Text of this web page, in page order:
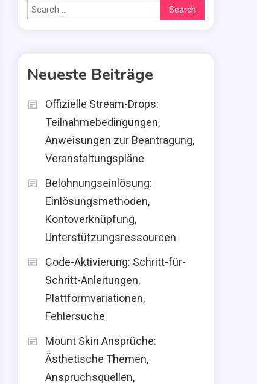
Search
for:
Neueste Beiträge
Offizielle Stream-Drops:
Teilnahmebedingungen,
Anweisungen zur Beantragung,
Veranstaltungspläne
Belohnungseinlösung:
Einlösungsmethoden,
Kontoverknüpfung,
Unterstützungsressourcen
Code-Aktivierung: Schritt-für-
Schritt-Anleitungen,
Plattformvariationen,
Fehlersuche
Mount Skin Ansprüche:
Ästhetische Themen,
Anspruchsquellen,